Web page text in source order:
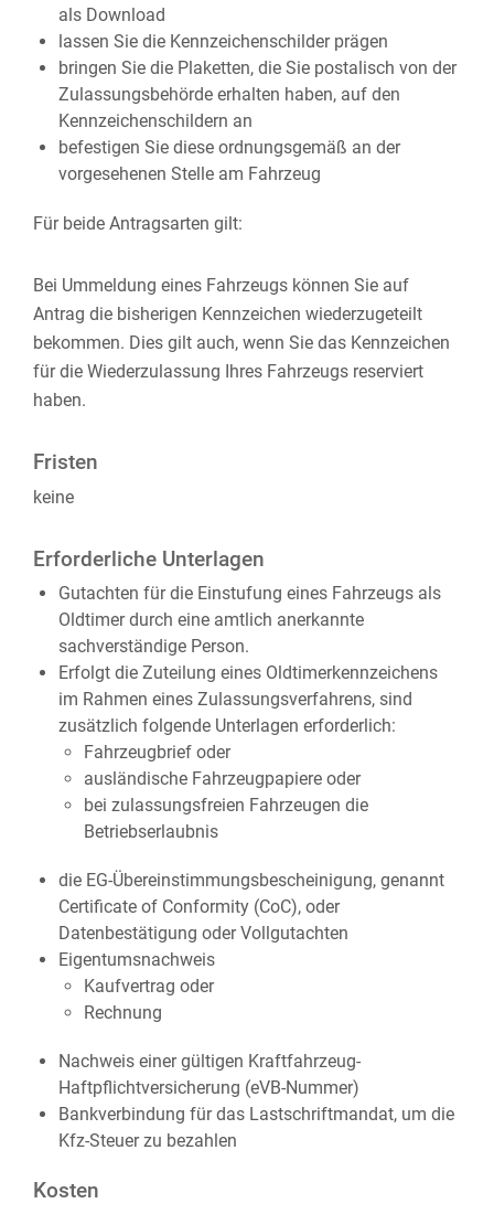
als Download
lassen Sie die Kennzeichenschilder prägen
bringen Sie die Plaketten, die Sie postalisch von der
Zulassungsbehörde erhalten haben, auf den
Kennzeichenschildern an
befestigen Sie diese ordnungsgemäß an der
vorgesehenen Stelle am Fahrzeug
Für beide Antragsarten gilt:
Bei Ummeldung eines Fahrzeugs können Sie auf
Antrag die bisherigen Kennzeichen wiederzugeteilt
bekommen. Dies gilt auch, wenn Sie das Kennzeichen
für die Wiederzulassung Ihres Fahrzeugs reserviert
haben.
Fristen
keine
Erforderliche Unterlagen
Gutachten für die Einstufung eines Fahrzeugs als
Oldtimer durch eine amtlich anerkannte
sachverständige Person.
Erfolgt die Zuteilung eines Oldtimerkennzeichens
im Rahmen eines Zulassungsverfahrens, sind
zusätzlich folgende Unterlagen erforderlich:
Fahrzeugbrief oder
ausländische Fahrzeugpapiere oder
bei zulassungsfreien Fahrzeugen die
Betriebserlaubnis
die EG-Übereinstimmungsbescheinigung, genannt
Certificate of Conformity (CoC), oder
Datenbestätigung oder Vollgutachten
Eigentumsnachweis
Kaufvertrag oder
Rechnung
Nachweis einer gültigen Kraftfahrzeug-
Haftpflichtversicherung (eVB-Nummer)
Bankverbindung für das Lastschriftmandat, um die
Kfz-Steuer zu bezahlen
Kosten